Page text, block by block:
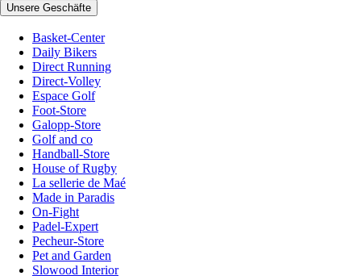
Unsere Geschäfte
Basket-Center
Daily Bikers
Direct Running
Direct-Volley
Espace Golf
Foot-Store
Galopp-Store
Golf and co
Handball-Store
House of Rugby
La sellerie de Maé
Made in Paradis
On-Fight
Padel-Expert
Pecheur-Store
Pet and Garden
Slowood Interior